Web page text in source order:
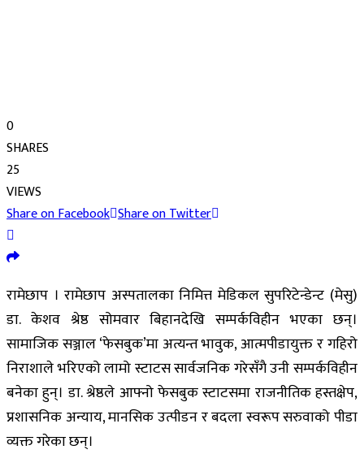
0
SHARES
25
VIEWS
Share on Facebook Share on Twitter
रामेछाप । रामेछाप अस्पतालका निमित्त मेडिकल सुपरिटेन्डेन्ट (मेसु)
डा. केशव श्रेष्ठ सोमवार बिहानदेखि सम्पर्कविहीन भएका छन्।
सामाजिक सञ्जाल ‘फेसबुक’मा अत्यन्त भावुक, आत्मपीडायुक्त र गहिरो
निराशाले भरिएको लामो स्टाटस सार्वजनिक गरेसँगै उनी सम्पर्कविहीन
बनेका हुन्। डा. श्रेष्ठले आफ्नो फेसबुक स्टाटसमा राजनीतिक हस्तक्षेप,
प्रशासनिक अन्याय, मानसिक उत्पीडन र बदला स्वरूप सरुवाको पीडा
व्यक्त गरेका छन्।